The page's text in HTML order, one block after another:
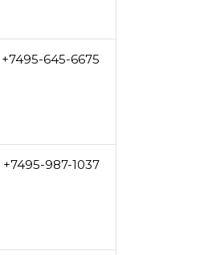
+7495-645-6675
+7495-987-1037